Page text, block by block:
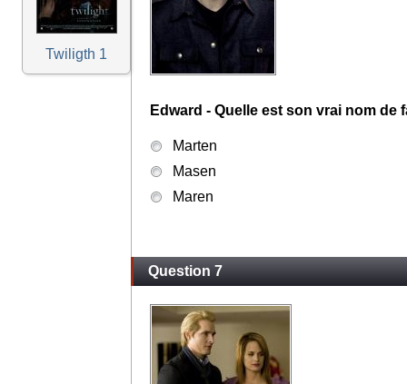
Twiligth 1
Edward - Quelle est son vrai nom de
Marten
Masen
Maren
Question 7